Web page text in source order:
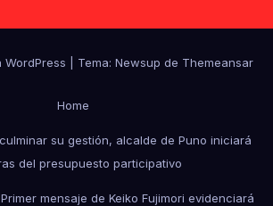
Tema: Newsup de Themeansar
Home
su gestión, alcalde de Puno iniciará
del presupuesto participativo
mensaje de Keiko Fujimori evidenciará